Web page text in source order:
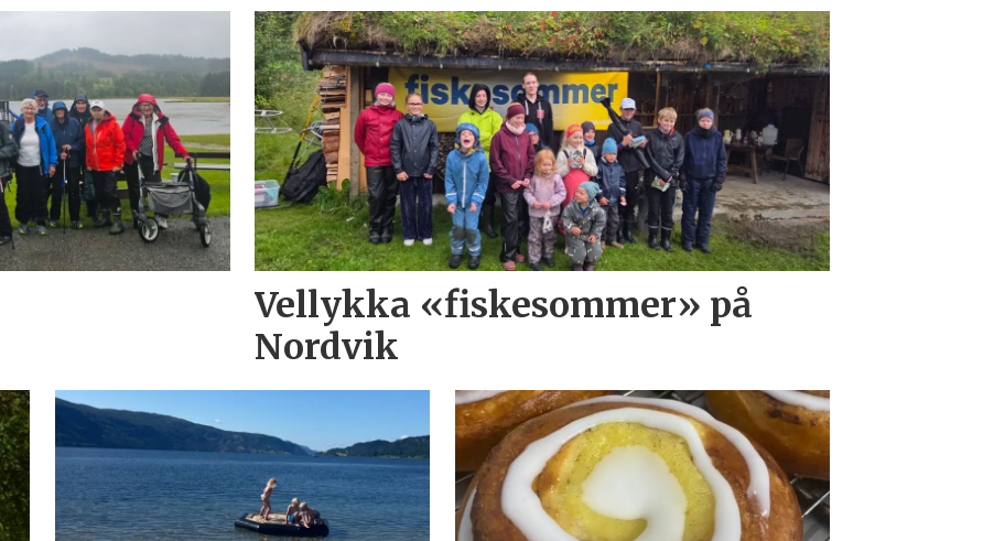
Vellykka «fiskesommer» på
Nordvik